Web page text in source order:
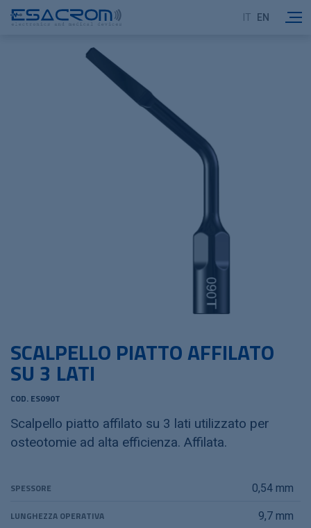
IT EN
SCALPELLO PIATTO AFFILATO
SU 3 LATI
COD. ES090T
Scalpello piatto affilato su 3 lati utilizzato per
osteotomie ad alta efficienza. Affilata.
SPESSORE 0,54 mm
LUNGHEZZA OPERATIVA 9,7 mm